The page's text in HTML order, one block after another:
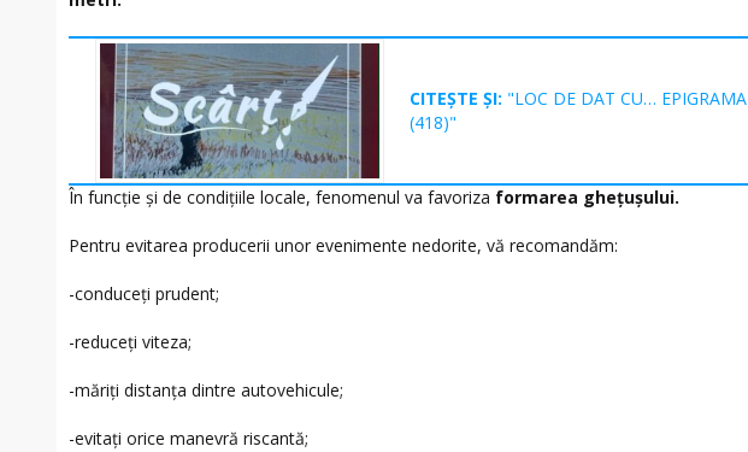
CITEȘTE ȘI: "LOC DE DAT CU… EPIGRAMA
(418)"
În funcție și de condițiile locale, fenomenul va favoriza formarea ghețușului.
Pentru evitarea producerii unor evenimente nedorite, vă recomandăm:
-conduceți prudent;
-reduceți viteza;
-măriți distanța dintre autovehicule;
-evitați orice manevră riscantă;